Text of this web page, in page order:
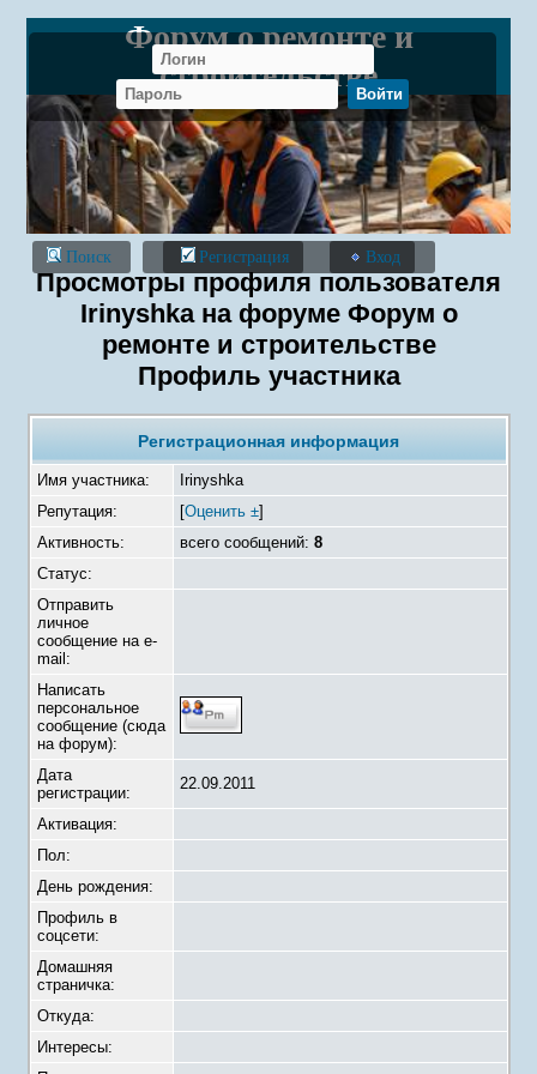
Форум о ремонте и
строительстве
Поиск Регистрация Вход
Просмотры профиля пользователя
Irinyshka на форуме Форум о
ремонте и строительстве
Профиль участника
Регистрационная информация
Имя участника:
Irinyshka
Репутация:
[Оценить ±]
Активность:
всего сообщений: 8
Статус:
Отправить
личное
сообщение на e-
mail:
Написать
персональное
сообщение (сюда
на форум):
Дата
регистрации:
22.09.2011
Активация:
Пол:
День рождения:
Профиль в
соцсети:
Домашняя
страничка:
Откуда:
Интересы: